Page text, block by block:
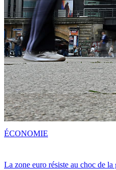
La zone euro résiste au choc de
ÉCONOMIE